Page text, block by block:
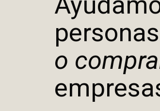
o